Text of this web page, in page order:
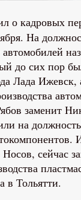
о кадровых
На
автомобилей
до сих пор
Лада Ижевск,
заменит
на
Носов, сейчас
Тольятти.